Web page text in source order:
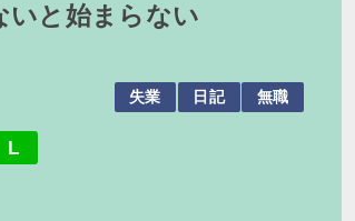
いと始まらない
失業 日記 無職
L